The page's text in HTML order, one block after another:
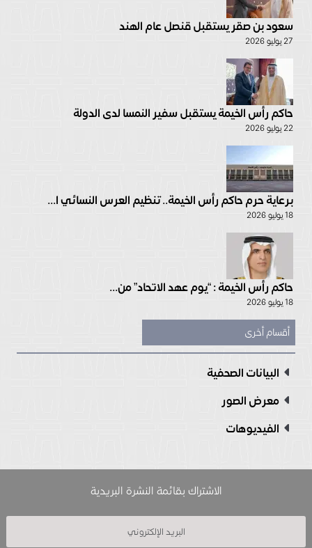
سعود بن صقر يستقبل قنصل عام الهند
27 يوليو 2026
حاكم رأس الخيمة يستقبل سفير النمسا لدى الدولة
22 يوليو 2026
برعاية حرم حاكم رأس الخيمة.. تنظيم العرس النسائي ا...
18 يوليو 2026
حاكم رأس الخيمة : “يوم عهد الاتحاد” من...
18 يوليو 2026
أقسام أخرى
البيانات الصحفية
معرض الصور
الفيديوهات
الاشتراك بقائمة النشرة البريدية